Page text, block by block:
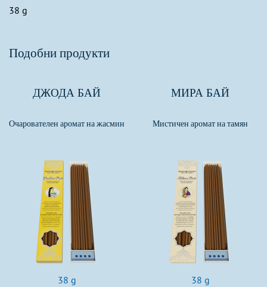
38 g
Подобни продукти
ДЖОДА БАЙ
Очарователен аромат на жасмин
38 g
МИРА БАЙ
Мистичен аромат на тамян
38 g